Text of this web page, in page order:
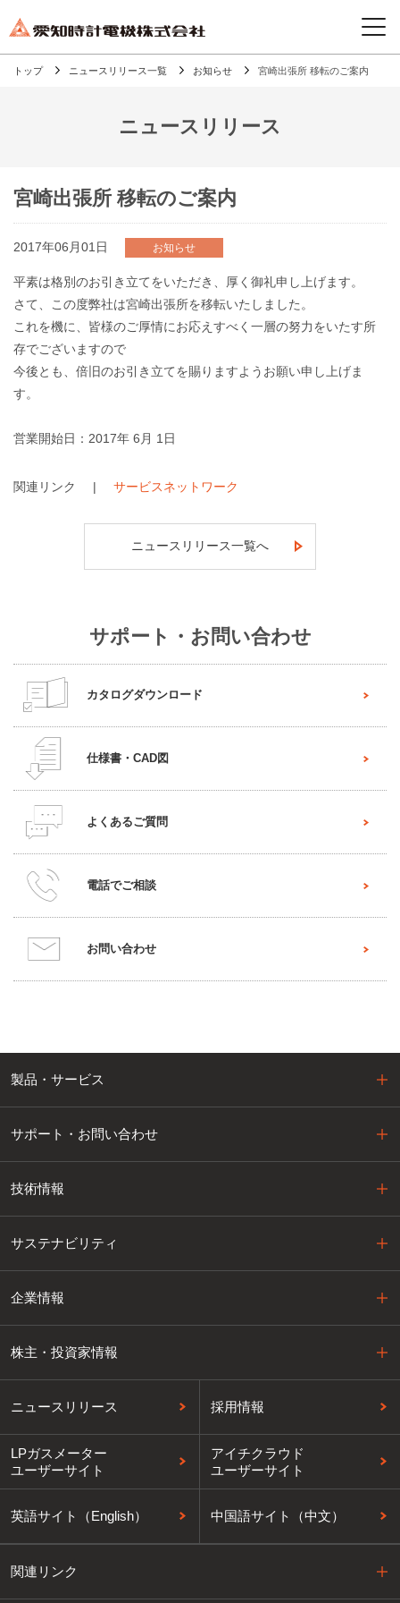
トップ ニュースリリース一覧 お知らせ 宮崎出張所 移転のご案内
ニュースリリース
宮崎出張所 移転のご案内
2017年06月01日 お知らせ
平素は格別のお引き立てをいただき、厚く御礼申し上げます。
さて、この度弊社は宮崎出張所を移転いたしました。
これを機に、皆様のご厚情にお応えすべく一層の努力をいたす所
存でございますので
今後とも、倍旧のお引き立てを賜りますようお願い申し上げま
す。
営業開始日：2017年 6月 1日
関連リンク サービスネットワーク
ニュースリリース一覧へ
サポート・お問い合わせ
カタログダウンロード
仕様書・CAD図
よくあるご質問
電話でご相談
お問い合わせ
製品・サービス
サポート・お問い合わせ
技術情報
サステナビリティ
企業情報
株主・投資家情報
ニュースリリース 採用情報
LPガスメーター
ユーザーサイト
アイチクラウド
ユーザーサイト
英語サイト（English） 中国語サイト（中文）
関連リンク